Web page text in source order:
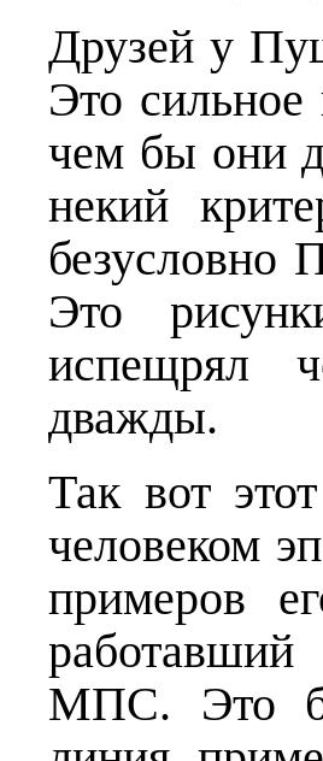
Друзей у
Это
чем бы они
некий
безусловно
Это
испещрял
дважды.
Так вот
человеком
примеров
МПС. Это